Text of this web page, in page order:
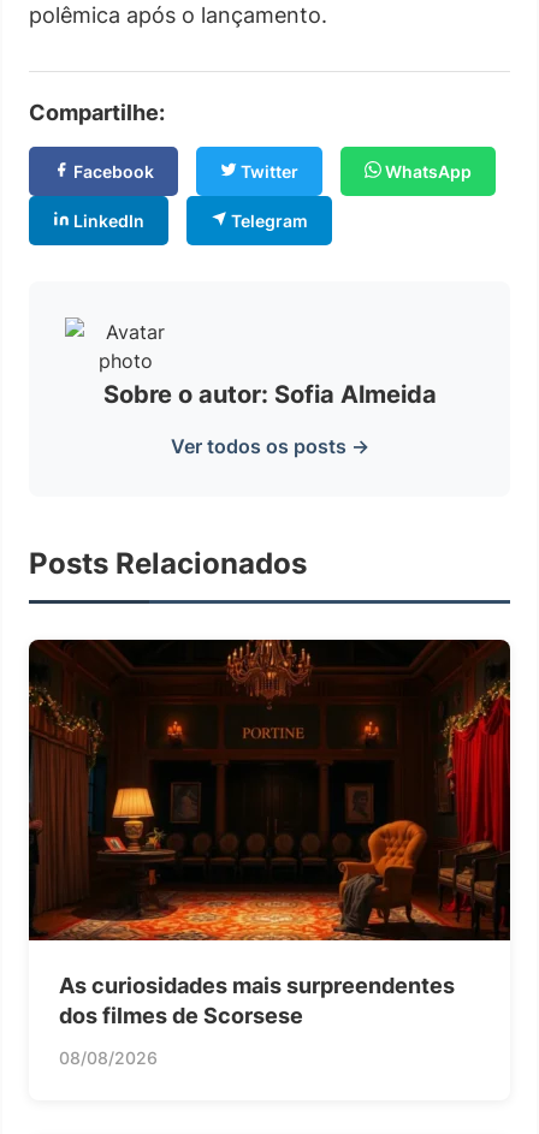
polêmica após o lançamento.
Compartilhe:
Facebook Twitter WhatsApp
LinkedIn Telegram
Sobre o autor: Sofia Almeida
Ver todos os posts →
Posts Relacionados
As curiosidades mais surpreendentes
dos filmes de Scorsese
08/08/2026